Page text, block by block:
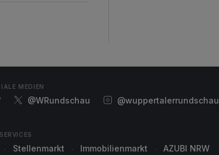
MEDIEN
@WRundschau @wuppertalerrundschau
SERVICES
Stellenmarkt Immobilienmarkt AZUBI NRW